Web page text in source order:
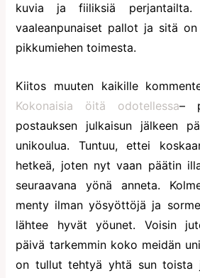
kuvia ja fiiliksiä perjantailta.
vaaleanpunaiset pallot ja sitä
pikkumiehen toimesta.
Kiitos muuten kaikille
Kokonaisia öitä odotellessa–
postauksen julkaisun jälkeen
unikoulua. Tuntuu, ettei
hetkeä, joten nyt vaan päätin
seuraavana yönä anneta.
menty ilman yösyöttöjä ja
lähtee hyvät yöunet. Voisin
päivä tarkemmin koko meidän
on tullut tehtyä yhtä sun toista